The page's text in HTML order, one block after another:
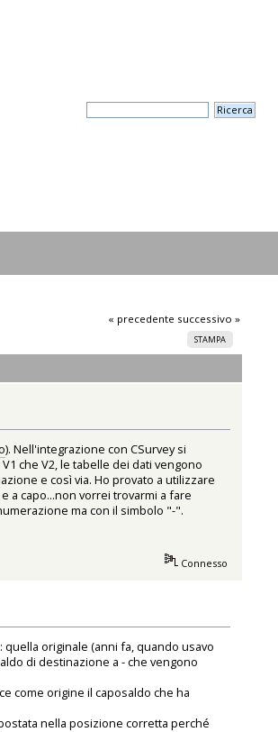
« precedente successivo »
STAMPA
). Nell'integrazione con CSurvey si
che V2, le tabelle dei dati vengono
e così via. Ho provato a utilizzare
a capo...non vorrei trovarmi a fare
ma con il simbolo "-".
Connesso
originale (anni fa, quando usavo
di destinazione a - che vengono
come origine il caposaldo che ha
nella posizione corretta perché